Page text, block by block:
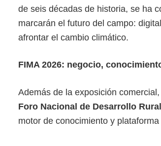
de seis décadas de historia, se ha
marcarán el futuro del campo:
afrontar el cambio climático.
FIMA 2026: negocio,
Además de la exposición
Foro Nacional de Desarrollo Rural
motor de conocimiento y